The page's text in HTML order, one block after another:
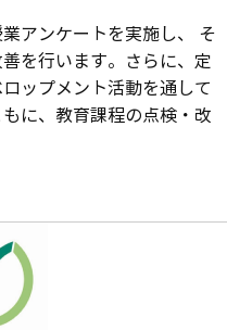
アンケートを実施し、 そ
を行います。さらに、定
ップメント活動を通して
に、教育課程の点検・改